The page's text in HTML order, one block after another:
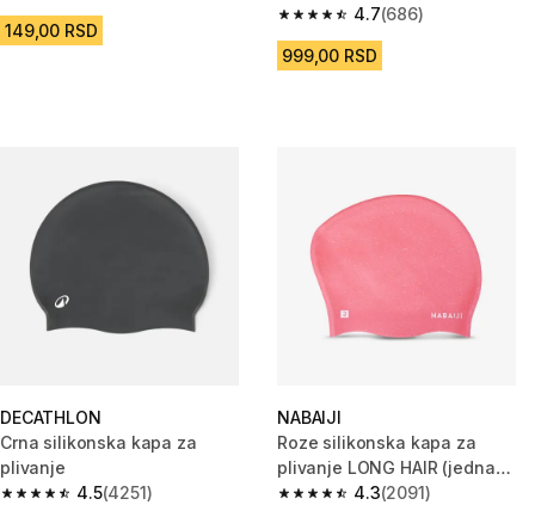
149,00 RSD
(veličina S)4.7
4.7 od 5 zvezdica from 686
(686)
999,00 RSD
DECATHLON
Crna silikonska kapa za
plivanje
4.5
4.5 od 5 zvezdica from 4251 Recenzije
(4251)
NABAIJI
Roze silikonska kapa za
plivanje LONG HAIR (jedna
veličina) 4.3
4.3 od 5 zvezdica from 2091
(2091)